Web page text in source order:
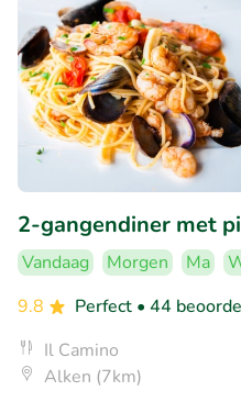
2-gangendiner met
Vandaag Morgen Ma
9.8
Perfect • 44
Il Camino
Alken (7km)